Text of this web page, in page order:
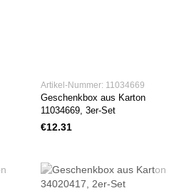
Artikel-Nummer: 11034669
Geschenkbox aus Karton
11034669, 3er-Set
€12.31